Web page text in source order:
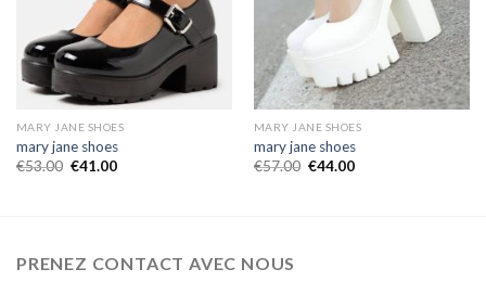
MARY JANE SHOES
mary jane shoes
€53.00 €41.00
MARY JANE SHOES
mary jane shoes
€57.00 €44.00
PRENEZ CONTACT AVEC NOUS